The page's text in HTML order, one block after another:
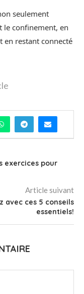
seulement
le confinement, en
en restant connecté
exercices pour
Article suivant
avec ces 5 conseils
essentiels!